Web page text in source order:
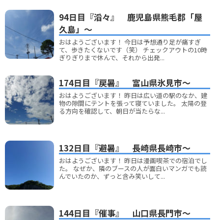
94日目『滔々』 鹿児島県熊毛郡「屋
久島」～
おはようございます！ 今日は予想通り足が痛すぎ
て、歩きたくないです（笑） チェックアウトの10時
ぎりぎりまで休んで、それから出発...
174日目『戻暑』 富山県氷見市～
おはようございます！ 昨日は広い道の駅のなか、建
物の隙間にテントを張って寝ていました。 太陽の登
る方向を確認して、朝日が当たらな...
132日目『避暑』 長崎県長崎市～
おはようございます！ 昨日は漫画喫茶での宿泊でし
た。 なぜか、隣のブースの人が面白いマンガでも読
んでいたのか、ずっと含み笑いして...
144日目『催事』 山口県長門市～